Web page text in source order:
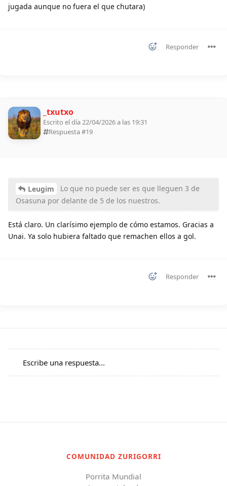
jugada aunque no fuera el que chutara)
Responder
_txutxo
Escrito el día 22/04/2026 a las 19:31
Respuesta #19
Leugim
Lo que no puede ser es que lleguen 3 de
Osasuna por delante de 5 de los nuestros.
Está claro. Un clarísimo ejemplo de cómo estamos. Gracias a
Unai. Ya solo hubiera faltado que remachen ellos a gol.
Responder
Escribe una respuesta...
COMUNIDAD ZURIGORRI
Porrita Mundial